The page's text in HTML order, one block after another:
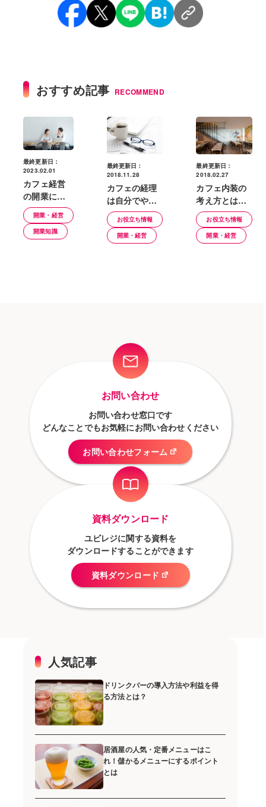
おすすめ記事 RECOMMEND
最終更新日：
2023.02.01
カフェ経営
の開業に必
要な資格や
成功させる
ためのポイ
開業・経営
開業知識
最終更新日：
2018.11.28
カフェの経理
は自分でやる
べき？楽にで
きるクラウド
会計とは
お役立ち情報
開業・経営
最終更新日：
2018.02.27
カフェ内装の
考え方とは？
おしゃれなカ
フェをつくる
ための第一歩
お役立ち情報
開業・経営
お問い合わせ
お問い合わせ窓口です
どんなことでもお気軽にお問い合わせください
お問い合わせフォーム
資料ダウンロード
ユビレジに関する資料を
ダウンロードすることができます
資料ダウンロード
人気記事
ドリンクバーの導入方法や利益を得
る方法とは？
居酒屋の人気・定番メニューはこ
れ！儲かるメニューにするポイント
とは